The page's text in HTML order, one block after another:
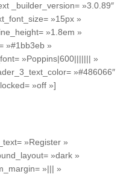
_builder_version= »3.0.89″
»15px »
»1.8em »
»#1bb3eb »
»Poppins|600||||||| »
»#486066″
»off »]
»Register »
»dark »
»||| »